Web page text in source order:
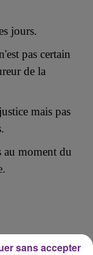
jours.
pas certain
de la
mais pas
au moment du
sans accepter